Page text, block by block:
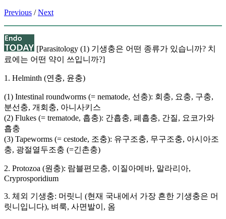
Previous /Next
[Parasitology (1) 기생충은 어떤 종류가 있습니까? 치
료에는 어떤 약이 쓰입니까?]
1. Helminth (연충, 윤충)
(1) Intestinal roundworms (= nematode, 선충): 회충, 요충, 구충,
분선충, 개회충, 아니사키스
(2) Flukes (= trematode, 흡충): 간흡충, 폐흡충, 간질, 요코가와
흡충
(3) Tapeworms (= cestode, 조충): 유구조충, 무구조충, 아시아조
충, 광절열두조충 (=긴촌충)
2. Protozoa (원충): 람블편모충, 이질아메바, 말라리아,
Cryprosporidium
3. 체외 기생충: 머릿니 (현재 국내에서 가장 흔한 기생충은 머
릿니입니다), 벼룩, 사면발이, 옴